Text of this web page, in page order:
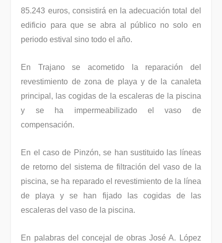
85.243 euros, consistirá en la adecuación total del
edificio para que se abra al público no solo en
periodo estival sino todo el año.
En Trajano se acometido la reparación del
revestimiento de zona de playa y de la canaleta
principal, las cogidas de la escaleras de la piscina
y se ha impermeabilizado el vaso de
compensación.
En el caso de Pinzón, se han sustituido las líneas
de retorno del sistema de filtración del vaso de la
piscina, se ha reparado el revestimiento de la línea
de playa y se han fijado las cogidas de las
escaleras del vaso de la piscina.
En palabras del concejal de obras José A. López